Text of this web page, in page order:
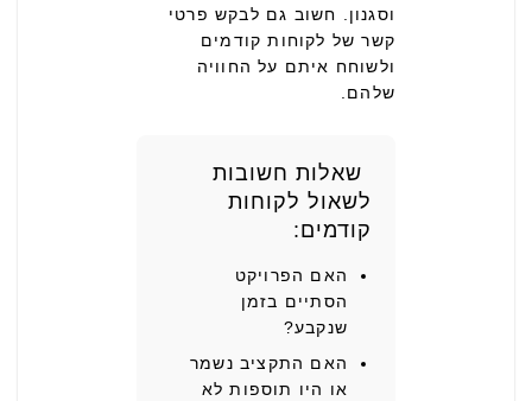
וסגנון. חשוב גם לבקש פרטי
קשר של לקוחות קודמים
ולשוחח איתם על החוויה
שלהם.
שאלות חשובות
לשאול לקוחות
קודמים:
האם הפרויקט
הסתיים בזמן
שנקבע?
האם התקציב נשמר
או היו תוספות לא